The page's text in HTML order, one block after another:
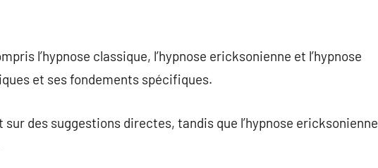
l’hypnose classique, l’hypnose ericksonienne et l’hypnose
et ses fondements spécifiques.
des suggestions directes, tandis que l’hypnose ericksonienne